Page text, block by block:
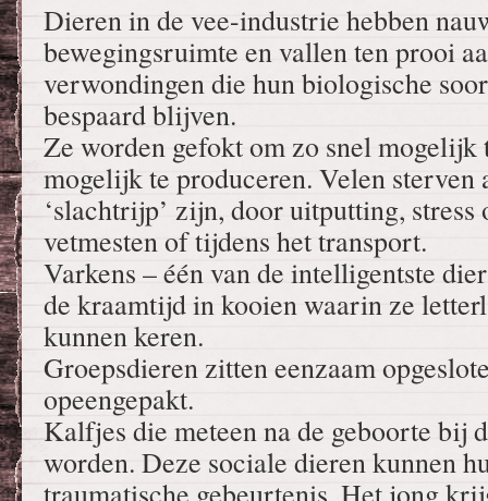
Dieren in de vee-industrie hebben
bewegingsruimte en vallen ten prooi
verwondingen die hun biologische
bespaard blijven.
Ze worden gefokt om zo snel mogelijk
mogelijk te produceren. Velen sterven
‘slachtrijp’ zijn, door uitputting,
vetmesten of tijdens het transport.
Varkens – één van de intelligentste
de kraamtijd in kooien waarin ze
kunnen keren.
Groepsdieren zitten eenzaam
opeengepakt.
Kalfjes die meteen na de geboorte bij
worden. Deze sociale dieren kunnen
traumatische gebeurtenis. Het jong